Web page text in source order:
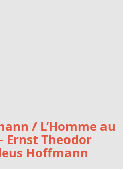
/ L’Homme au
Ernst Theodor
Hoffmann